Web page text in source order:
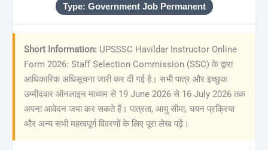
Type: Government Job Permanent
Short Information: UPSSSC Havildar Instructor Online
Form 2026: Staff Selection Commission (SSC) के द्वारा
आधिकारिक अधिसूचना जारी कर दी गई है। सभी पात्र और इच्छुक
उम्मीदवार ऑनलाइन माध्यम से 19 June 2026 से 16 July 2026 तक
अपना आवेदन जमा कर सकते हैं। पात्रता, आयु सीमा, चयन प्रक्रिया
और अन्य सभी महत्वपूर्ण विवरणों के लिए पूरा लेख पढ़ें।